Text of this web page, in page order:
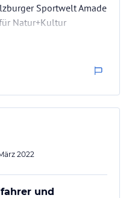
Sportwelt Amade
Natur+Kultur
2022
und